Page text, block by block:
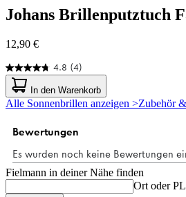
Johans Brillenputztuch
12,90 €
4.8 (4)
4.8
von
5
Sternen.
Bewertungen
In den Warenkorb
Alle Sonnenbrillen anzeigen >Zubehör
Fielmann in deiner Nähe finden
Ort oder